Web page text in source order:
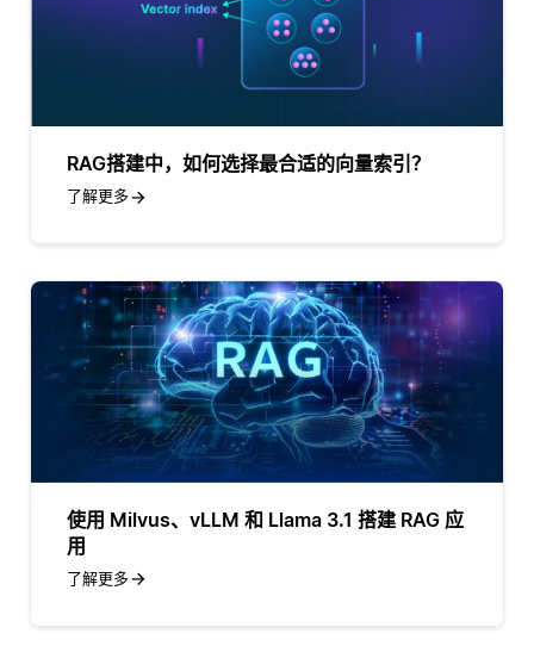
RAG搭建中，如何选择最合适的向量索引？
了解更多
使用 Milvus、vLLM 和 Llama 3.1 搭建 RAG 应
用
了解更多